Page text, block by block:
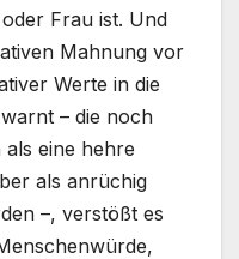
Frau ist. Und
Mahnung vor
Werte in die
– die noch
eine hehre
als anrüchig
–, verstößt es